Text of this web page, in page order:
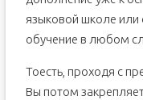
языковой школе или
обучение в любом
Тоесть, проходя с
Вы потом